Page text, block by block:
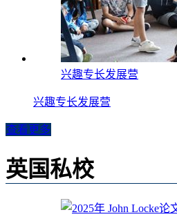
兴趣专长发展营
兴趣专长发展营
查看更多
英国私校